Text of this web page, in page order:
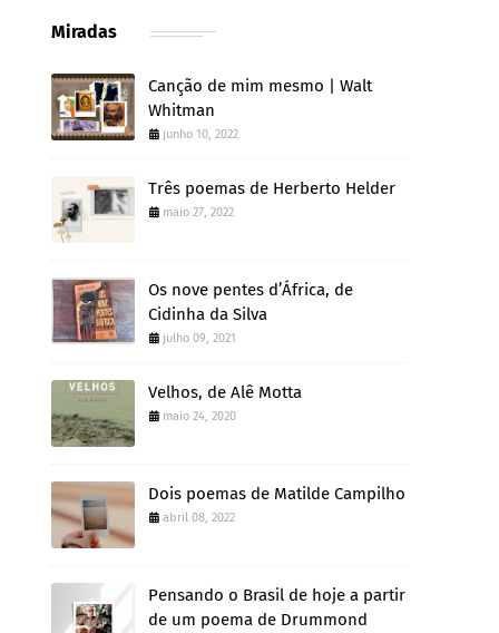
Miradas
Canção de mim mesmo | Walt
Whitman
junho 10, 2022
Três poemas de Herberto Helder
maio 27, 2022
Os nove pentes d’África, de
Cidinha da Silva
julho 09, 2021
Velhos, de Alê Motta
maio 24, 2020
Dois poemas de Matilde Campilho
abril 08, 2022
Pensando o Brasil de hoje a partir
de um poema de Drummond